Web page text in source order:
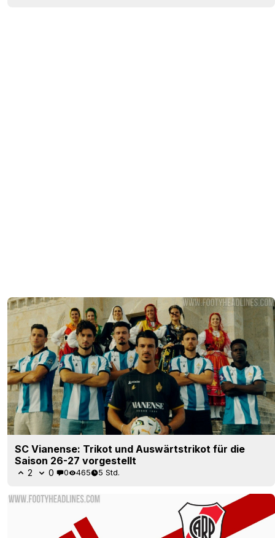
SC Vianense: Trikot und Auswärtstrikot für die
Saison 26-27 vorgestellt
2 0 0 465 5 Std.